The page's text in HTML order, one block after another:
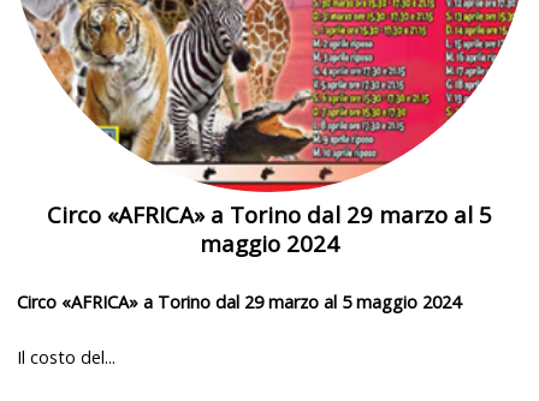
Circo «AFRICA» a Torino dal 29 marzo al 5
maggio 2024
Circo «AFRICA» a Torino dal 29 marzo al 5 maggio 2024
Il costo del...